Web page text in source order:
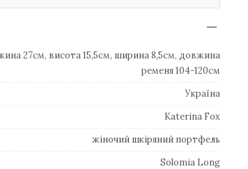
27см, висота 15,5см, ширина 8,5см, довжина
ременя 104-120см
Україна
Katerina Fox
жіночий шкіряний портфель
Solomia Long